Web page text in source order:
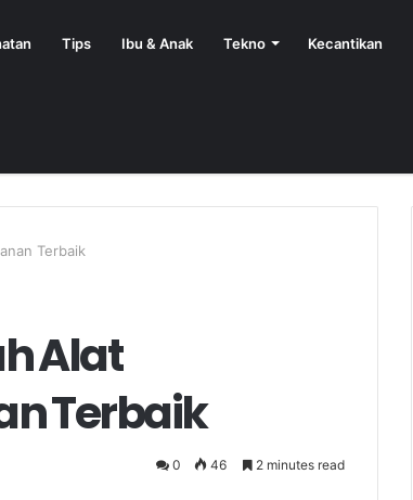
Tips Ibu & Anak Tekno Kecantikan
Terbaik
Alat
Terbaik
0 46 2 minutes read